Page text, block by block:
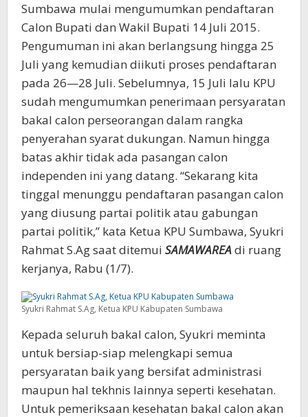
Sumbawa mulai mengumumkan pendaftaran
Calon Bupati dan Wakil Bupati 14 Juli 2015.
Pengumuman ini akan berlangsung hingga 25
Juli yang kemudian diikuti proses pendaftaran
pada 26—28 Juli. Sebelumnya, 15 Juli lalu KPU
sudah mengumumkan penerimaan persyaratan
bakal calon perseorangan dalam rangka
penyerahan syarat dukungan. Namun hingga
batas akhir tidak ada pasangan calon
independen ini yang datang. “Sekarang kita
tinggal menunggu pendaftaran pasangan calon
yang diusung partai politik atau gabungan
partai politik,” kata Ketua KPU Sumbawa, Syukri
Rahmat S.Ag saat ditemui SAMAWAREAdi ruang
kerjanya, Rabu (1/7).
Syukri Rahmat S.Ag, Ketua KPU Kabupaten Sumbawa
Kepada seluruh bakal calon, Syukri meminta
untuk bersiap-siap melengkapi semua
persyaratan baik yang bersifat administrasi
maupun hal tekhnis lainnya seperti kesehatan.
Untuk pemeriksaan kesehatan bakal calon akan